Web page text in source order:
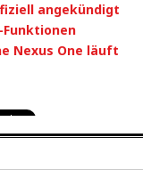
angekündigt
Funktionen
Nexus One läuft